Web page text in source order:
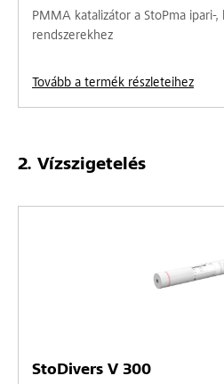
PMMA katalizátor a StoPma ipari-
rendszerekhez
Tovább a termék részleteihez
Vízszigetelés
StoDivers V 300